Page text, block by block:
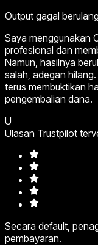
Output gagal
Saya menggunakan
profesional dan
Namun, hasilnya
salah, adegan
terus membuktikan
pengembalian dana.
U
Ulasan Trustpilot
Secara default,
pembayaran.